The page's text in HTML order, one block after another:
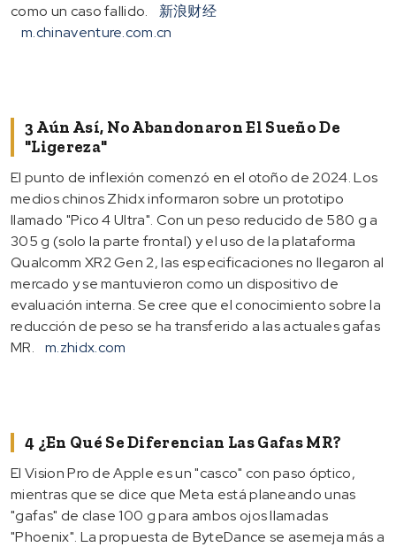
como un caso fallido.
新浪财经
m.chinaventure.com.cn
3 Aún Así, No Abandonaron El Sueño De
"ligereza"
El punto de inflexión comenzó en el otoño de 2024. Los
medios chinos Zhidx informaron sobre un prototipo
llamado "Pico 4 Ultra". Con un peso reducido de 580 g a
305 g (solo la parte frontal) y el uso de la plataforma
Qualcomm XR2 Gen 2, las especificaciones no llegaron al
mercado y se mantuvieron como un dispositivo de
evaluación interna. Se cree que el conocimiento sobre la
reducción de peso se ha transferido a las actuales gafas
MR.
m.zhidx.com
4 ¿En Qué Se Diferencian Las Gafas MR?
El Vision Pro de Apple es un "casco" con paso óptico,
mientras que se dice que Meta está planeando unas
"gafas" de clase 100 g para ambos ojos llamadas
"Phoenix". La propuesta de ByteDance se asemeja más a